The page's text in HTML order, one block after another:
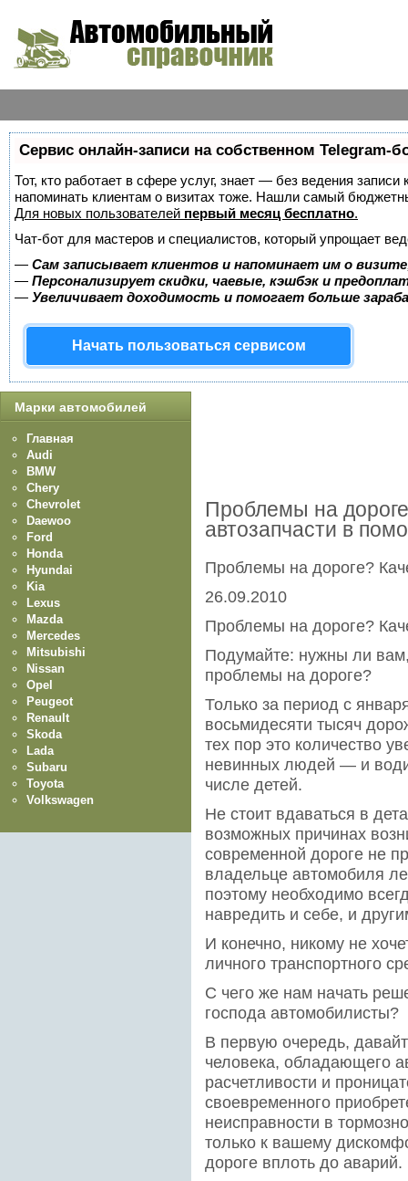
Сервис онлайн-записи на собственном Telegram-
Тот, кто работает в сфере услуг, знает — без ведения
напоминать клиентам о визитах тоже. Нашли самый
Для новых пользователей первый месяц бесплатно.
Чат-бот для мастеров и специалистов, который упрощает
— Сам записывает клиентов и напоминает им о
— Персонализирует скидки, чаевые, кэшбэк и
— Увеличивает доходимость и помогает больше
Начать пользоваться сервисом
Проблемы на
автозапчасти в
Проблемы на дороге?
26.09.2010
Проблемы на дороге?
Подумайте: нужны ли
проблемы на дороге?
Только за период с
восьмидесяти тысяч
тех пор это количество
невинных людей — и
числе детей.
Не стоит вдаваться в
возможных причинах
современной дороге не
владельце автомобиля
поэтому необходимо
навредить и себе, и
И конечно, никому не
личного транспортного
С чего же нам начать
господа автомобилисты?
В первую очередь,
человека, обладающего
расчетливости и
своевременного
неисправности в
только к вашему
дороге вплоть до аварий.
Марки автомобилей
Главная
Audi
BMW
Chery
Chevrolet
Daewoo
Ford
Honda
Hyundai
Kia
Lexus
Mazda
Mercedes
Mitsubishi
Nissan
Opel
Peugeot
Renault
Skoda
Lada
Subaru
Toyota
Volkswagen